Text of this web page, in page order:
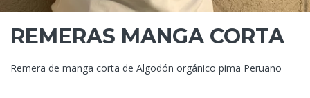
REMERAS MANGA CORTA
Remera de manga corta de Algodón orgánico pima Peruano